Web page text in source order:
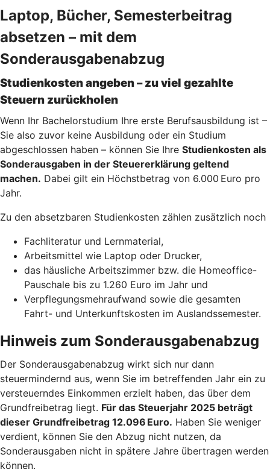
Laptop, Bücher, Semesterbeitrag
absetzen – mit dem
Sonderausgabenabzug
Studienkosten angeben – zu viel gezahlte
Steuern zurückholen
Wenn Ihr Bachelorstudium Ihre erste Berufsausbildung ist –
Sie also zuvor keine Ausbildung oder ein Studium
abgeschlossen haben – können Sie Ihre Studienkosten als
Sonderausgaben in der Steuererklärung geltend
machen. Dabei gilt ein Höchstbetrag von 6.000 Euro pro
Jahr.
Zu den absetzbaren Studienkosten zählen zusätzlich noch
Fachliteratur und Lernmaterial,
Arbeitsmittel wie Laptop oder Drucker,
das häusliche Arbeitszimmer bzw. die Homeoffice-
Pauschale bis zu 1.260 Euro im Jahr und
Verpflegungsmehraufwand sowie die gesamten
Fahrt- und Unterkunftskosten im Auslandssemester.
Hinweis zum Sonderausgabenabzug
Der Sonderausgabenabzug wirkt sich nur dann
steuermindernd aus, wenn Sie im betreffenden Jahr ein zu
versteuerndes Einkommen erzielt haben, das über dem
Grundfreibetrag liegt. Für das Steuerjahr 2025 beträgt
dieser Grundfreibetrag 12.096 Euro. Haben Sie weniger
verdient, können Sie den Abzug nicht nutzen, da
Sonderausgaben nicht in spätere Jahre übertragen werden
können.